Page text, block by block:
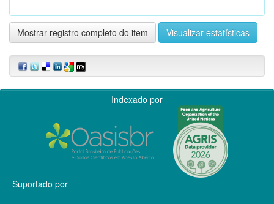
Mostrar registro completo do item Visualizar estatísticas
Indexado por
Suportado por